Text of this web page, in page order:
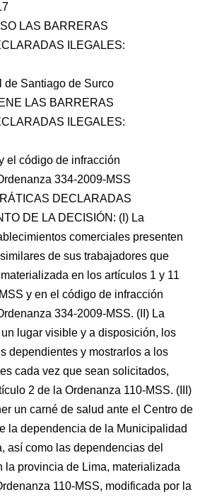
LAS BARRERAS
ILEGALES:
de Santiago de Surco
LAS BARRERAS
ILEGALES:
el código de infracción
334-2009-MSS
DECLARADAS
DE LA DECISIÓN: (I) La
comerciales presenten
de sus trabajadores que
en los artículos 1 y 11
y en el código de infracción
334-2009-MSS. (II) La
lugar visible y a disposición, los
dependientes y mostrarlos a los
cada vez que sean solicitados,
2 de la Ordenanza 110-MSS. (III)
un carné de salud ante el Centro de
la dependencia de la Municipalidad
así como las dependencias del
la provincia de Lima, materializada
110-MSS, modificada por la